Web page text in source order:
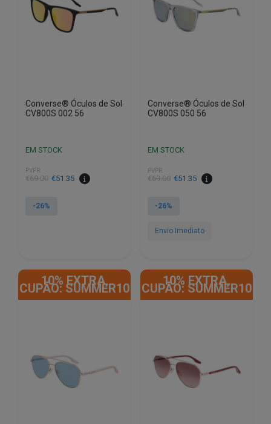
Converse® Óculos de Sol
CV800S 002 56
EM STOCK
PVPR
€69.00
O
original
€51.35
O
atual
-26%
Converse® Óculos de Sol
CV800S 050 56
EM STOCK
PVPR
€69.00
O
original
€69.00.
€51.35
O
atual
€51.35.
-26%
Envio Imediato
10% EXTRA,
CUPÃO: SUMMER10
10% EXTRA,
CUPÃO: SUMMER10